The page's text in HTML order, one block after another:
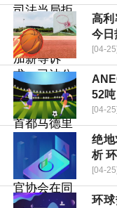
高利
今日
[04-25]
52
[04-25]
绝
析
[04-25]
环